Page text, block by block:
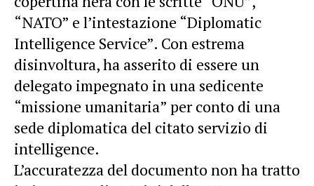
“NATO” e l’intestazione “Diplomatic
Intelligence Service”. Con estrema
disinvoltura, ha asserito di essere un
delegato impegnato in una sedicente
“missione umanitaria” per conto di una
sede diplomatica del citato servizio di
intelligence.
L’accuratezza del documento non ha tratto